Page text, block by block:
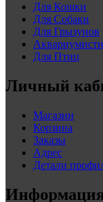
Для Кошки
Для Собаки
Для Грызунов
Для Птиц
Личный
Магазин
Корзина
Заказы
Адрес
Детали